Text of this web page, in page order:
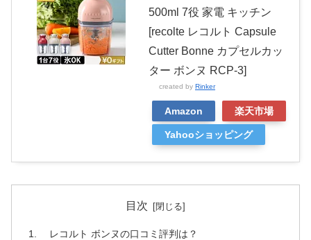
500ml 7役 家電 キッチン
[recolte レコルト Capsule
Cutter Bonne カプセルカッ
ター ボンヌ RCP-3]
created by Rinker
Amazon 楽天市場
Yahooショッピング
目次
レコルト ボンヌの口コミ評判は？